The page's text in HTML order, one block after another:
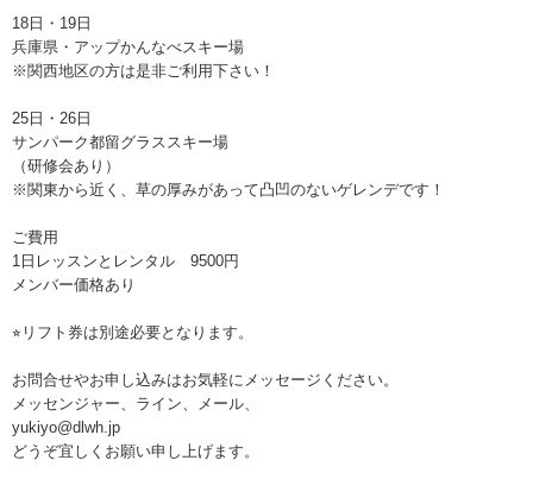
18日・19日
兵庫県・アップかんなべスキー場
※関西地区の方は是非ご利用下さい！
25日・26日
サンパーク都留グラススキー場
（研修会あり）
※関東から近く、草の厚みがあって凸凹のないゲレンデです！
ご費用
1日レッスンとレンタル 9500円
メンバー価格あり
⭐︎ リフト券は別途必要となります。
お問合せやお申し込みはお気軽にメッセージください。
メッセンジャー、ライン、メール、
yukiyo@dlwh.jp
どうぞ宜しくお願い申し上げます。